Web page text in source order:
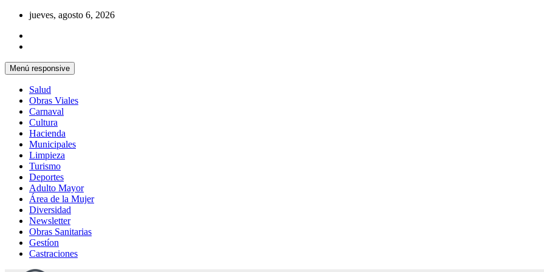
Saltar
contenido
jueves, agosto 6, 2026
Menú responsive
Salud
Obras Viales
Carnaval
Cultura
Hacienda
Municipales
Limpieza
Turismo
Deportes
Adulto Mayor
Área de la Mujer
Diversidad
Newsletter
Obras Sanitarias
Gestíon
Castraciones